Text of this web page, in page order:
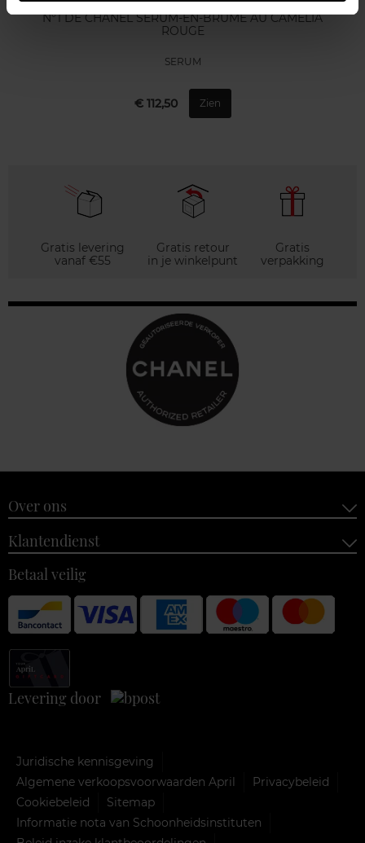
N°1 DE CHANEL SÉRUM-EN-BRUME AU CAMÉLIA
ROUGE
SERUM
€ 112,50 Zien
Gratis levering
vanaf €55
Gratis retour
in je winkelpunt
Gratis
verpakking
Over ons
Klantendienst
Betaal veilig
Levering door
Juridische kennisgeving
Algemene verkoopsvoorwaarden April
Privacybeleid
Cookiebeleid
Sitemap
Informatie nota van Schoonheidsinstituten